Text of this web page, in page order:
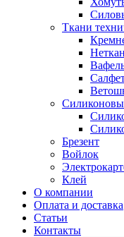
Ткани
Брезент
Войлок
Клей
О компании
Оплата и доставка
Статьи
Контакты